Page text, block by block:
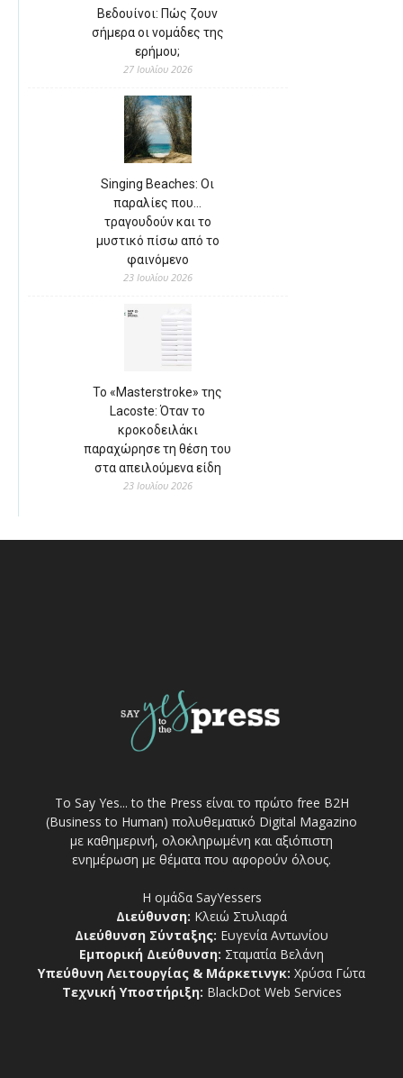
Βεδουίνοι: Πώς ζουν
σήμερα οι νομάδες της
ερήμου;
27 Ιουλίου 2026
Singing Beaches: Οι
παραλίες που…
τραγουδούν και το
μυστικό πίσω από το
φαινόμενο
23 Ιουλίου 2026
Το «Masterstroke» της
Lacoste: Όταν το
κροκοδειλάκι
παραχώρησε τη θέση του
στα απειλούμενα είδη
23 Ιουλίου 2026
Το Say Yes... to the Press είναι το πρώτο free Β2Η
(Business to Human) πολυθεματικό Digital Magazino
με καθημερινή, ολοκληρωμένη και αξιόπιστη
ενημέρωση με θέματα που αφορούν όλους.
Η ομάδα SayYessers
Διεύθυνση: Κλειώ Στυλιαρά
Διεύθυνση Σύνταξης: Ευγενία Αντωνίου
Εμπορική Διεύθυνση: Σταματία Βελάνη
Υπεύθυνη Λειτουργίας & Μάρκετινγκ: Χρύσα Γώτα
Τεχνική Υποστήριξη: BlackDot Web Services